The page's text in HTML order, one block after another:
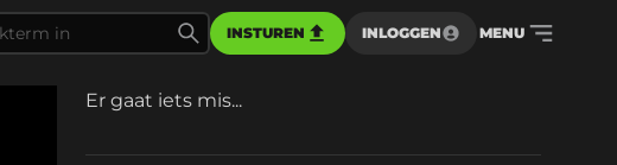
INSTUREN INLOGGEN MENU
Er gaat iets mis...